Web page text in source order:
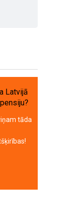
Latvijā
tāda